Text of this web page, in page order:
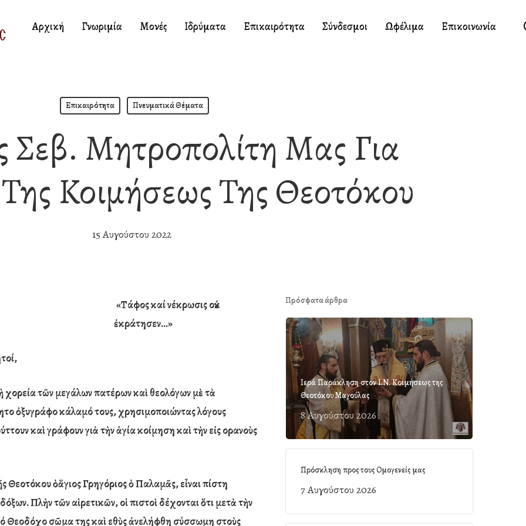
Αρχική Γνωριμία Μονές Ιδρύματα Επικαιρότητα Σύνδεσμοι Ωφέλιμα Επικοινωνία
Επικαιρότητα Πνευματικά Θέματα
Σεβ. Μητροπολίτη Μας Για
Κοιμήσεως Της Θεοτόκου
15 Αυγούστου 2022
«Τάφος καί νέκρωσις οὐκ
ἐκράτησεν…»
χορεία τῶν μεγάλων πατέρων καὶθεολόγων μὲτὰ
ὀξυγράφο κάλαμό τους, χρησιμοποιώντας λόγους
καὶγράφουν γιὰτὴνἁγία κοίμηση καὶτὴν εἰς ορανοὺς
ς Θεοτόκουὁἅγιος ΓρηγόριοςὁΠαλαμᾶς, εἶναι πίστη
Πλὴν τῶν αἱρετικῶν, οἱπιστοὶδέχονταιὅτι μετὰτὴν
Θεοδόχο σῶμα της καὶεθὺςἀνελήφθη σύσσωμη στοὺς
Πρόσφατα άρθρα
Ιερά Παράκληση στον Ι.Ν. Κοιμήσεως της
Θεοτόκου Μαγούλας
8 Αυγούστου 2026
Πρόσκληση προς τους Ομογενείς μας
7 Αυγούστου 2026